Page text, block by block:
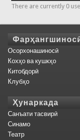
There are currently 0
Осорхонашиносӣ
Кохҳо ва кушкҳо
Китобдорӣ
Клубҳо
Ҳунаркада
Санъати тасвирӣ
Синамо
Театр